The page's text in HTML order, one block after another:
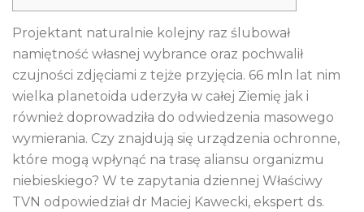
Projektant naturalnie kolejny raz ślubował
namiętność własnej wybrance oraz pochwalił
czujności zdjęciami z tejże przyjęcia. 66 mln lat nim
wielka planetoida uderzyła w całej Ziemię jak i
również doprowadziła do odwiedzenia masowego
wymierania. Czy znajdują się urządzenia ochronne,
które mogą wpłynąć na trasę aliansu organizmu
niebieskiego? W te zapytania dziennej Właściwy
TVN odpowiedział dr Maciej Kawecki, ekspert ds.